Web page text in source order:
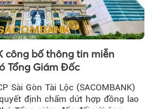
công bố thông tin miễn
Tổng Giám Đốc
Sài Gòn Tài Lộc (SACOMBANK)
định chấm dứt hợp đồng lao